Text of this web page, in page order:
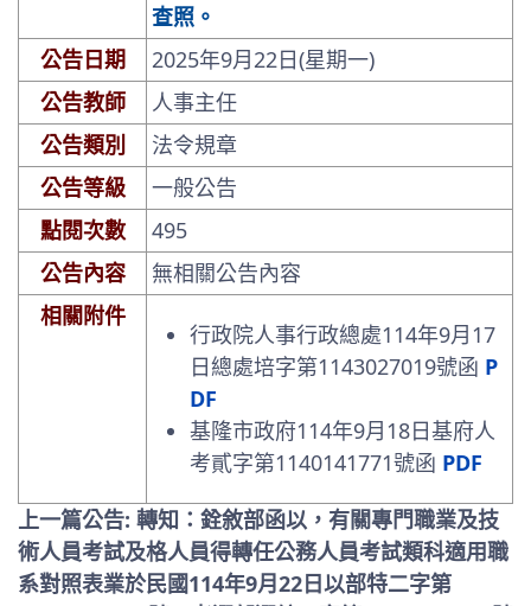
查照。
公告日期
2025年9月22日(星期一)
公告教師
人事主任
公告類別
法令規章
公告等級
一般公告
點閱次數
495
公告內容
無相關公告內容
相關附件
行政院人事行政總處114年9月17
日總處培字第1143027019號函 P
DF
基隆市政府114年9月18日基府人
考貳字第1140141771號函 PDF
上一篇公告: 轉知：銓敘部函以，有關專門職業及技
術人員考試及格人員得轉任公務人員考試類科適用職
系對照表業於民國114年9月22日以部特二字第